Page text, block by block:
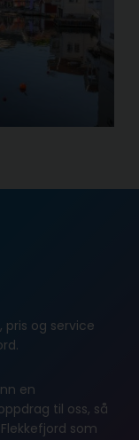
og service
en
til oss, så
som